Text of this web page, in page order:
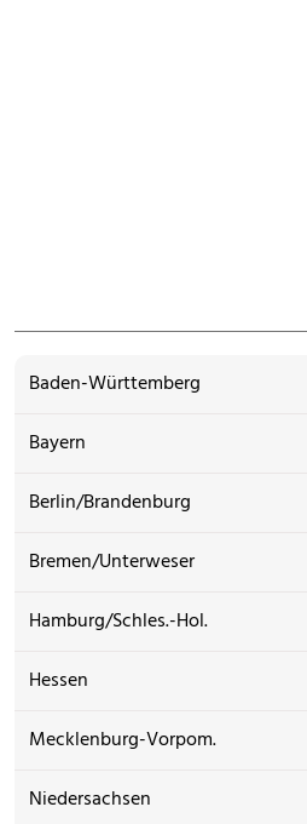
Baden-Württemberg
Bayern
Berlin/Brandenburg
Bremen/Unterweser
Hamburg/Schles.-Hol.
Hessen
Mecklenburg-Vorpom.
Niedersachsen